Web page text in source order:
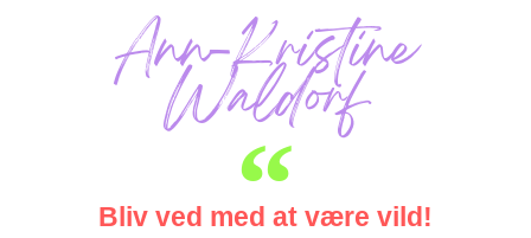
Ann-Kristine
Waldorf
Bliv ved med at være vild!